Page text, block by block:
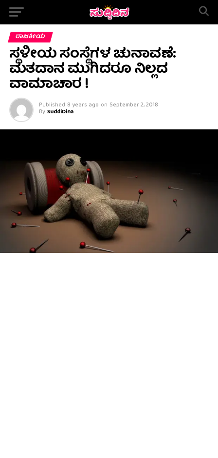
ರಾಜಕೀಯ
ಸ್ಥಳೀಯ ಸಂಸ್ಥೆಗಳ ಚುನಾವಣೆ:
ಮತದಾನ ಮುಗಿದರೂ ನಿಲ್ಲದ
ವಾಮಾಚಾರ !
Published 8 years ago on September 2, 2018
By SuddiDina